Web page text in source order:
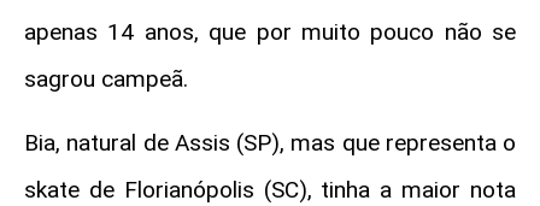
apenas 14 anos, que por muito pouco não se
sagrou campeã.
Bia, natural de Assis (SP), mas que representa o
skate de Florianópolis (SC), tinha a maior nota